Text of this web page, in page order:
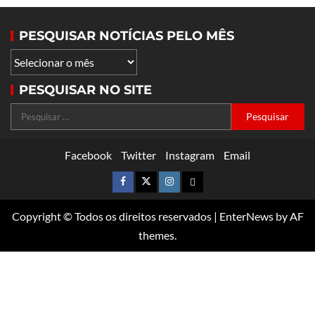
PESQUISAR NOTÍCIAS PELO MÊS
PESQUISAR NO SITE
Facebook Twitter Instagram Email
Copyright © Todos os direitos reservados | EnterNewsby AF
themes.